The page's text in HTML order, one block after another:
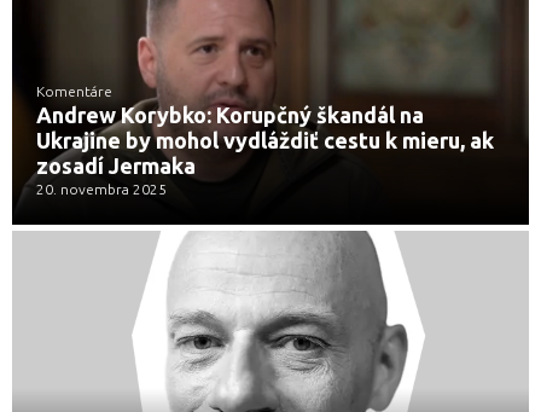
Komentáre
Andrew Korybko: Korupčný škandál na
Ukrajine by mohol vydláždiť cestu k mieru, ak
zosadí Jermaka
20. novembra 2025